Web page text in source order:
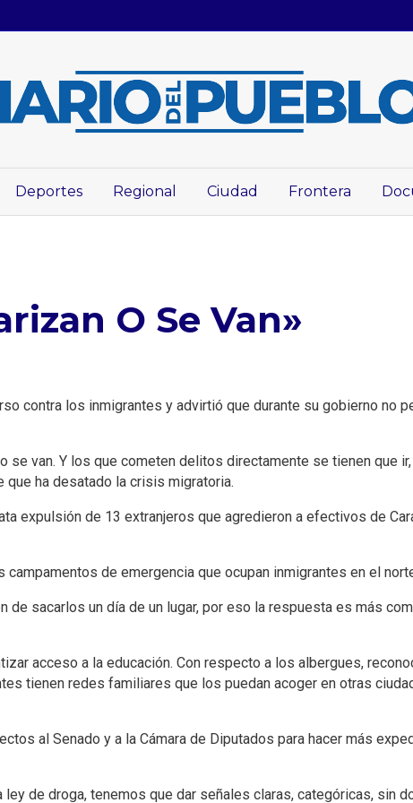
Deportes Regional Ciudad Frontera
O Se Van»
contra los inmigrantes y advirtió que durante su gobierno no
van. Y los que cometen delitos directamente se tienen que
ha desatado la crisis migratoria.
expulsión de 13 extranjeros que agredieron a efectivos de
de emergencia que ocupan inmigrantes en el
sacarlos un día de un lugar, por eso la respuesta es más
acceso a la educación. Con respecto a los albergues,
tienen redes familiares que los puedan acoger en otras
al Senado y a la Cámara de Diputados para hacer más
de droga, tenemos que dar señales claras, categóricas, sin